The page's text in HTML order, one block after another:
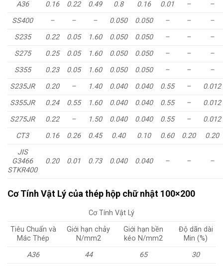
A36 0.16 0.22 0.49 0.8 0.16 0.01 –
–
SS400
– – – 0.050 0.050 – –
–
S235
0.22 0.05 1.60 0.050 0.050 – –
–
S275
0.25 0.05 1.60 0.050 0.050 – –
–
S355
0.23 0.05 1.60 0.050 0.050 – –
–
S235JR
0.20 – 1.40 0.040 0.040 0.55 –
0.012
S355JR
0.24 0.55 1.60 0.040 0.040 0.55 –
0.012
S275JR
0.22 – 1.50 0.040 0.040 0.55 –
0.012
CT3
0.16 0.26 0.45 0.40 0.10 0.60 0.20
0.20
JIS
G3466
STKR400
0.20 0.01 0.73 0.040 0.040 – – –
Cơ Tính Vật Lý của thép hộp chữ nhật 100×200
Cơ Tính Vật Lý
Tiêu Chuẩn và
Mác Thép
Giới hạn chảy
N/mm2
Giới hạn bền
kéo N/mm2
Độ dãn dài
Min (%)
A36
44 65
30